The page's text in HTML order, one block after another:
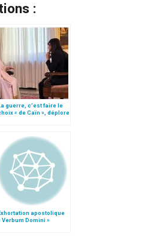
:
guerre, c’est faire le
« de Caïn », déplore
apostolique
Verbum Domini »